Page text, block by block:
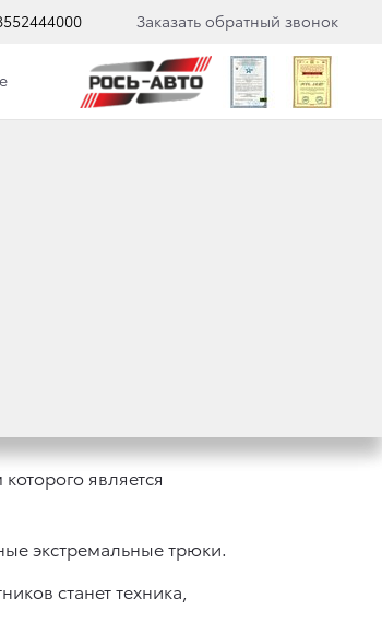
Заказать обратный звонок
является
экстремальные трюки.
станет техника,